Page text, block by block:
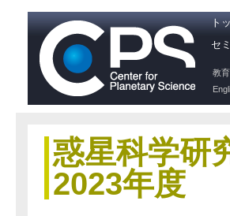
ト
セ
教
惑星科学研
2023年度